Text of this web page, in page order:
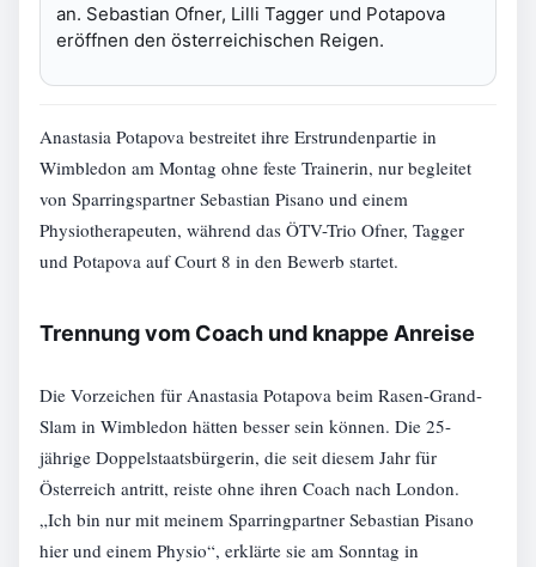
an. Sebastian Ofner, Lilli Tagger und Potapova
eröffnen den österreichischen Reigen.
Anastasia Potapova bestreitet ihre Erstrundenpartie in
Wimbledon am Montag ohne feste Trainerin, nur begleitet
von Sparringspartner Sebastian Pisano und einem
Physiotherapeuten, während das ÖTV-Trio Ofner, Tagger
und Potapova auf Court 8 in den Bewerb startet.
Trennung vom Coach und knappe Anreise
Die Vorzeichen für Anastasia Potapova beim Rasen-Grand-
Slam in Wimbledon hätten besser sein können. Die 25-
jährige Doppelstaatsbürgerin, die seit diesem Jahr für
Österreich antritt, reiste ohne ihren Coach nach London.
„Ich bin nur mit meinem Sparringpartner Sebastian Pisano
hier und einem Physio“, erklärte sie am Sonntag in